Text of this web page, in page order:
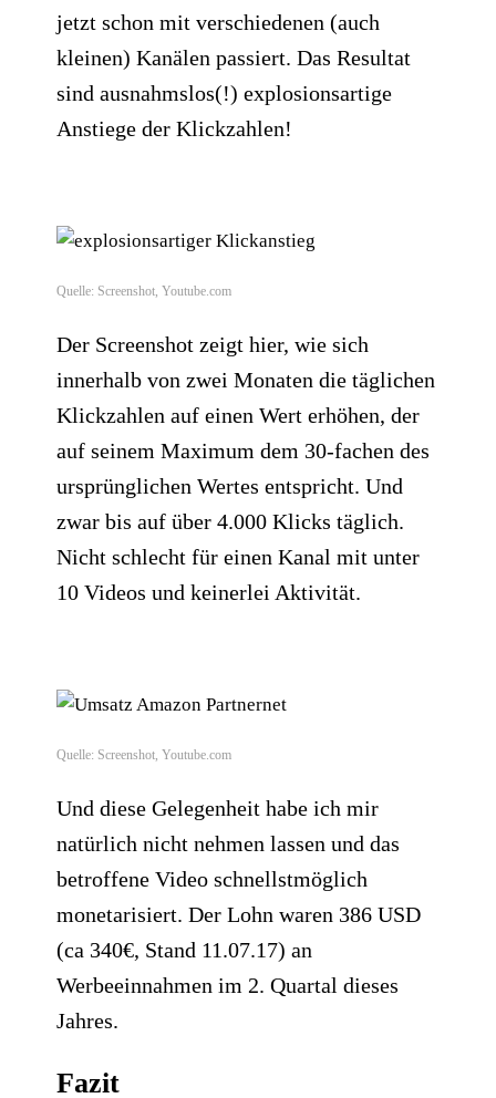
jetzt schon mit verschiedenen (auch
kleinen) Kanälen passiert. Das Resultat
sind ausnahmslos(!)explosionsartige
Anstiege der Klickzahlen!
Quelle: Screenshot, Youtube.com
Der Screenshot zeigt hier, wie sich
innerhalb von zwei Monaten die täglichen
Klickzahlen auf einen Wert erhöhen, der
auf seinem Maximum dem 30-fachen des
ursprünglichen Wertes entspricht. Und
zwar bis auf über 4.000 Klicks täglich.
Nicht schlecht für einen Kanal mit unter
10 Videos und keinerlei Aktivität.
Quelle: Screenshot, Youtube.com
Und diese Gelegenheit habe ich mir
natürlich nicht nehmen lassen und das
betroffene Video schnellstmöglich
monetarisiert.​ Der Lohn waren 386 USD
(ca 340€, Stand 11.07.17) an
Werbeeinnahmen im 2. Quartal dieses
Jahres.
Fazit